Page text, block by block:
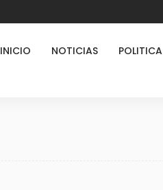
INICIO NOTICIAS POLITICA